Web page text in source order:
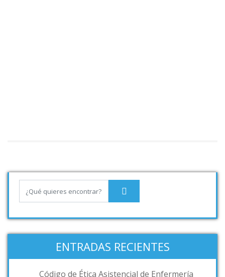
ENTRADAS RECIENTES
Código de Ética Asistencial de Enfermería